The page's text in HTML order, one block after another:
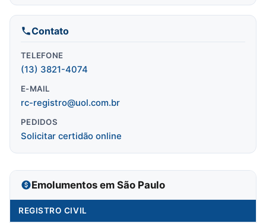
Contato
TELEFONE
(13) 3821-4074
E-MAIL
rc-registro@uol.com.br
PEDIDOS
Solicitar certidão online
Emolumentos em São Paulo
REGISTRO CIVIL